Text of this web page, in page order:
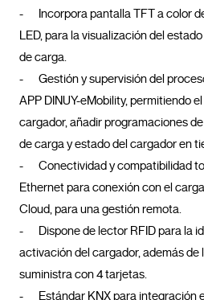
-	Incorpora pantalla TFT a color de 2,8” de última tecnología
LED, para la visualización del
de carga.
-	Gestión y supervisión del proceso de carga mediante la
APP DINUY-eMobility, permitiendo
cargador, añadir programaciones
de carga y estado del cargador en
-	Conectividad y compatibilidad total vía Bluetooth, Wi-Fi,
Ethernet para conexión con el
Cloud, para una gestión remota.
-	Dispone de lector RFID para la identificación de usuario y
activación del cargador, además de
suministra con 4 tarjetas.
-	Estándar KNX para integración en sistemas domóticos y de